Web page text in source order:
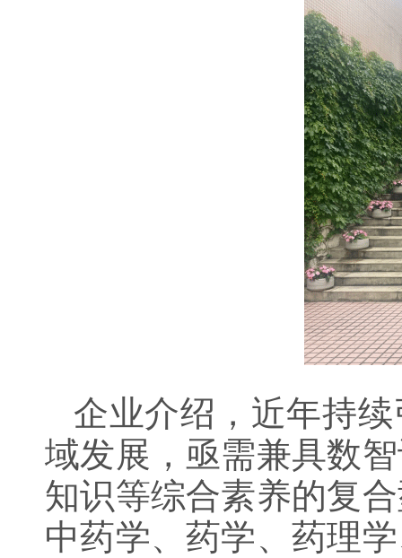
企业介绍，近年持
域发展，亟需兼具数
知识等综合素养的复
中药学、药学、药理